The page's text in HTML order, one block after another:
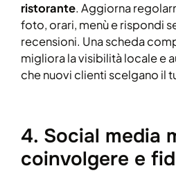
ristorante. Aggiorna
foto, orari, menù e rispondi
recensioni. Una scheda
migliora la visibilità locale e
che nuovi clienti scelgano il
4. Social media
coinvolgere e